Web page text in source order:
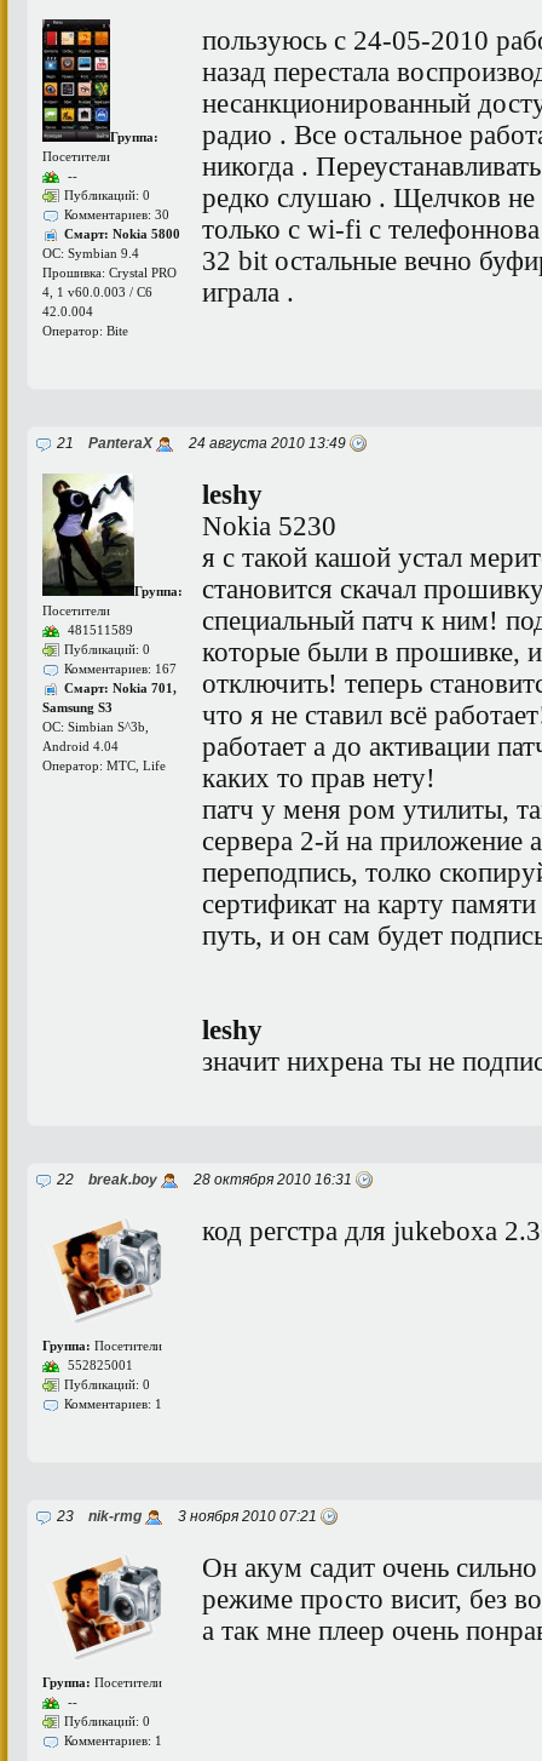
Группа:
Посетители
--
Публикаций: 0
Комментариев: 30
Смарт: Nokia 5800
ОС: Symbian 9.4
Прошивка: Crystal PRO
4, 1 v60.0.003 / C6
42.0.004
Оператор: Bite
пользуюсь с 24-05-2010
назад перестала
несанкционированный
радио . Все остальное
никогда .
редко слушаю . Щелчков не
только с wi-fi с
32 bit остальные вечно
играла .
21 PanteraX 24 августа 2010 13:49
Группа:
Посетители
481511589
Публикаций: 0
Комментариев: 167
Смарт: Nokia 701,
Samsung S3
ОС: Simbian S^3b,
Android 4.04
Оператор: МТС, Life
leshy
Nokia 5230
я с такой кашой устал
становится скачал
специальный патч к ним!
которые были в прошивке,
отключить! теперь
что я не ставил всё
работает а до активации
каких то прав нету!
патч у меня ром утилиты,
сервера 2-й на приложение
переподпись, толко
сертификат на карту
путь, и он сам будет
leshy
значит нихрена ты не
22 break.boy 28 октября 2010 16:31
Группа: Посетители
552825001
Публикаций: 0
Комментариев: 1
код регстра для jukeboxa
23 nik-rmg 3 ноября 2010 07:21
Группа: Посетители
--
Публикаций: 0
Комментариев: 1
Он акум садит очень
режиме просто висит, без
а так мне плеер очень